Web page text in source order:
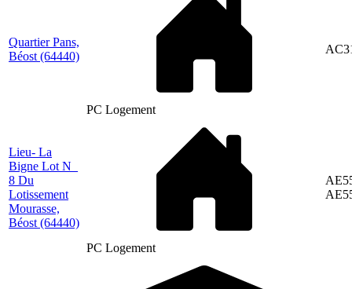
Quartier Pans,
Béost (64440)
PC Logement
Lieu- La
Bigne Lot N_
8 Du
Lotissement
Mourasse,
Béost (64440)
PC Logement